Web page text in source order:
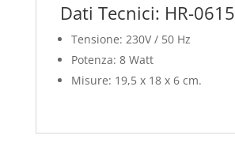
Dati Tecnici: HR-0615
Tensione: 230V / 50 Hz
Potenza: 8 Watt
Misure: 19,5 x 18 x 6 cm.